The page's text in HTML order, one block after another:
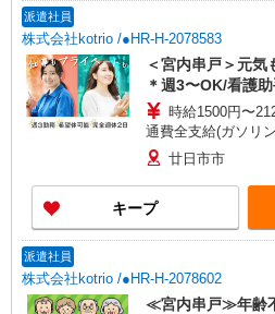
派遣社員
株式会社kotrio /●HR-H-2078583
＜宮内串戸＞元気
＊週3〜OK/看護
時給1500円〜
通費全支給(ガソリ
廿日市市
キープ
派遣社員
株式会社kotrio /●HR-H-2078602
≪宮内串戸≫年齢